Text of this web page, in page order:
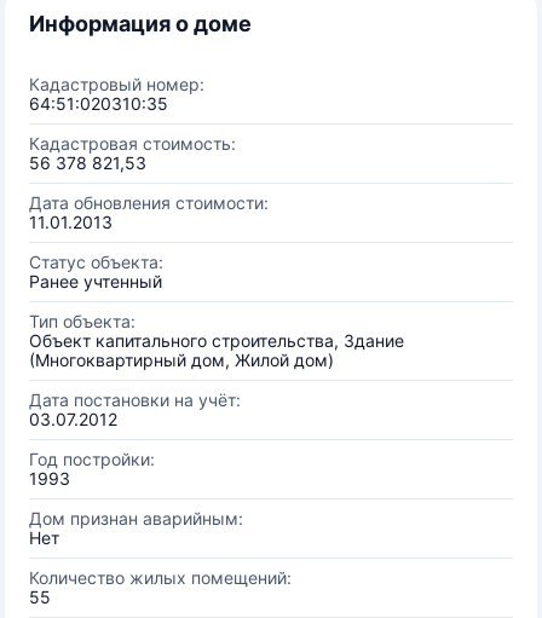
Информация о доме
Кадастровый номер:
64:51:020310:35
Кадастровая стоимость:
56 378 821,53
Дата обновления стоимости:
11.01.2013
Статус объекта:
Ранее учтенный
Тип объекта:
Объект капитального строительства, Здание
(Многоквартирный дом, Жилой дом)
Дата постановки на учёт:
03.07.2012
Год постройки:
1993
Дом признан аварийным:
Нет
Количество жилых помещений:
55